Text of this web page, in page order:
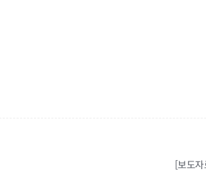
[보도